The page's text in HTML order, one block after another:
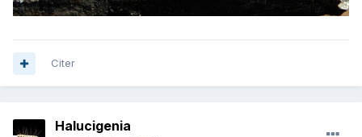
Citer
Halucigenia